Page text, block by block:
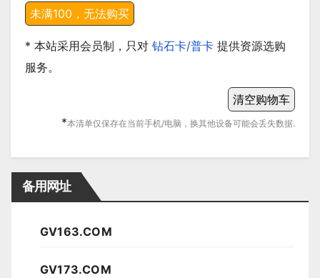
* 本站采用会员制，只对 钻石卡/普卡 提供资源选购
服务。
*本清单仅保存在当前手机/电脑，换其他设备可能会丢失数据.
备用网址
GV163.COM
GV173.COM